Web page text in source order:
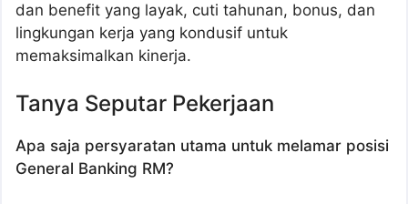
dan benefit yang layak, cuti tahunan, bonus, dan
lingkungan kerja yang kondusif untuk
memaksimalkan kinerja.
Tanya Seputar Pekerjaan
Apa saja persyaratan utama untuk melamar posisi
General Banking RM?